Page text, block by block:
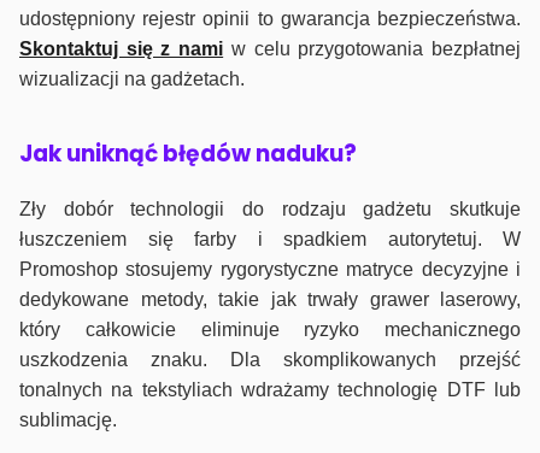
udostępniony rejestr opinii to gwarancja bezpieczeństwa.
Skontaktuj się z nami w celu przygotowania bezpłatnej
wizualizacji na gadżetach.
Jak uniknąć błędów naduku?
Zły dobór technologii do rodzaju gadżetu skutkuje
łuszczeniem się farby i spadkiem autorytetuj. W
Promoshop stosujemy rygorystyczne matryce decyzyjne i
dedykowane metody, takie jak trwały grawer laserowy,
który całkowicie eliminuje ryzyko mechanicznego
uszkodzenia znaku. Dla skomplikowanych przejść
tonalnych na tekstyliach wdrażamy technologię DTF lub
sublimację.